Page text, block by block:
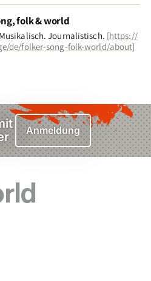
folk & world
Journalistisch. [https://
de/folker-song-folk-world/about]
Anmeldung